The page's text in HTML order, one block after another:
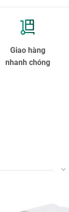
Giao hàng
nhanh chóng